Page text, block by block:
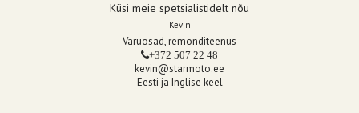
Küsi meie spetsialistidelt nõu
Kevin
Varuosad, remonditeenus
+372 507 22 48
kevin@starmoto.ee
Eesti ja Inglise keel